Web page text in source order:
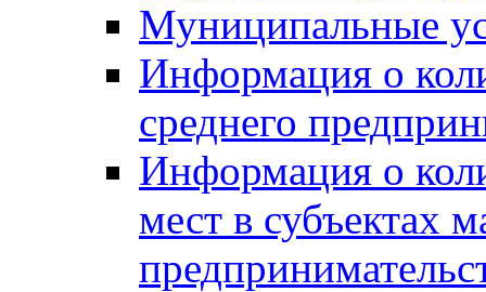
Муниципальные
Информация о
среднего
Информация о
мест в субъектах